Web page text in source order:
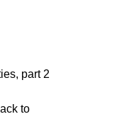
part 2
to